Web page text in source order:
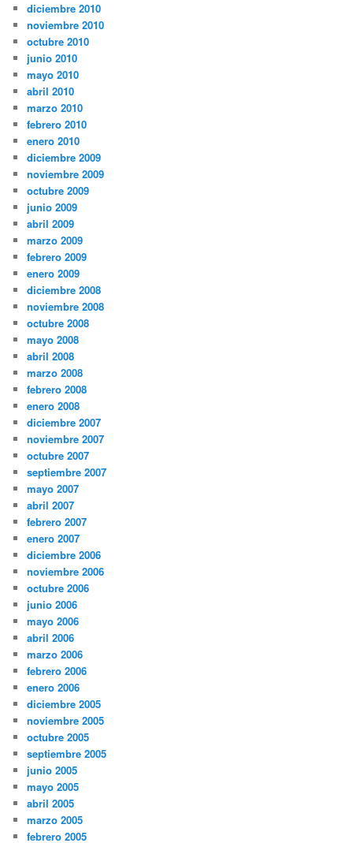
diciembre 2010
noviembre 2010
octubre 2010
junio 2010
mayo 2010
abril 2010
marzo 2010
febrero 2010
enero 2010
diciembre 2009
noviembre 2009
octubre 2009
junio 2009
abril 2009
marzo 2009
febrero 2009
enero 2009
diciembre 2008
noviembre 2008
octubre 2008
mayo 2008
abril 2008
marzo 2008
febrero 2008
enero 2008
diciembre 2007
noviembre 2007
octubre 2007
septiembre 2007
mayo 2007
abril 2007
febrero 2007
enero 2007
diciembre 2006
noviembre 2006
octubre 2006
junio 2006
mayo 2006
abril 2006
marzo 2006
febrero 2006
enero 2006
diciembre 2005
noviembre 2005
octubre 2005
septiembre 2005
junio 2005
mayo 2005
abril 2005
marzo 2005
febrero 2005